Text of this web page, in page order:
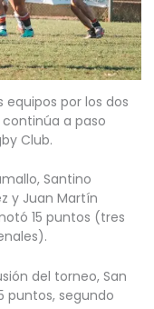
por los dos
a paso
Club.
Santino
y Juan Martín
15 puntos (tres
del torneo, San
puntos, segundo